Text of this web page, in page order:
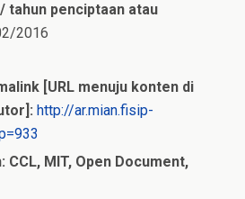
tahun penciptaan atau
2016
[URL menuju konten di
http://ar.mian.fisip-
CCL, MIT, Open Document,